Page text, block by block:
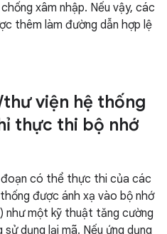
xâm nhập. Nếu vậy, các
thêm làm đường dẫn hợp lệ
thư viện hệ thống
thực thi bộ nhớ
có thể thực thi của các
được ánh xạ vào bộ nhớ
một kỹ thuật tăng cường
dụng lại mã. Nếu ứng dụng